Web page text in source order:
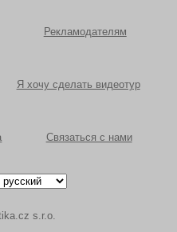
Рекламодателям
Я хочу сделать видеотур
Связаться с нами
s.r.o.